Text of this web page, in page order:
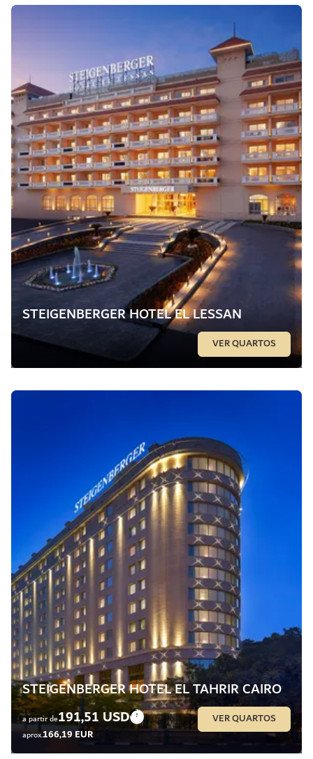
STEIGENBERGER HOTEL EL LESSAN
VER QUARTOS
STEIGENBERGER HOTEL EL TAHRIR CAIRO
a partir de191,51 USD
aprox.166,19 EUR
VER QUARTOS